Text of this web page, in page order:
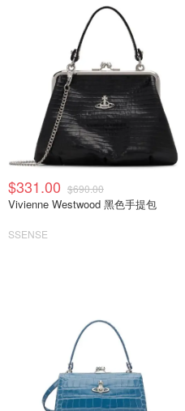
$331.00 $690.00
Vivienne Westwood 黑色手提包
SSENSE